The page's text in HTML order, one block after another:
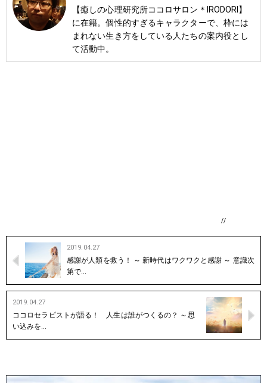
【癒しの心理研究所ココロサロン＊IRODORI】
に在籍。個性的すぎるキャラクターで、枠には
まれない生き方をしている人たちの案内役とし
て活動中。
//
2019.04.27
感謝が人類を救う！ ～ 新時代はワクワクと感謝 ～ 意識次
第で…
2019.04.27
ココロセラピストが語る！ 人生は誰がつくるの？ ～思
い込みを…